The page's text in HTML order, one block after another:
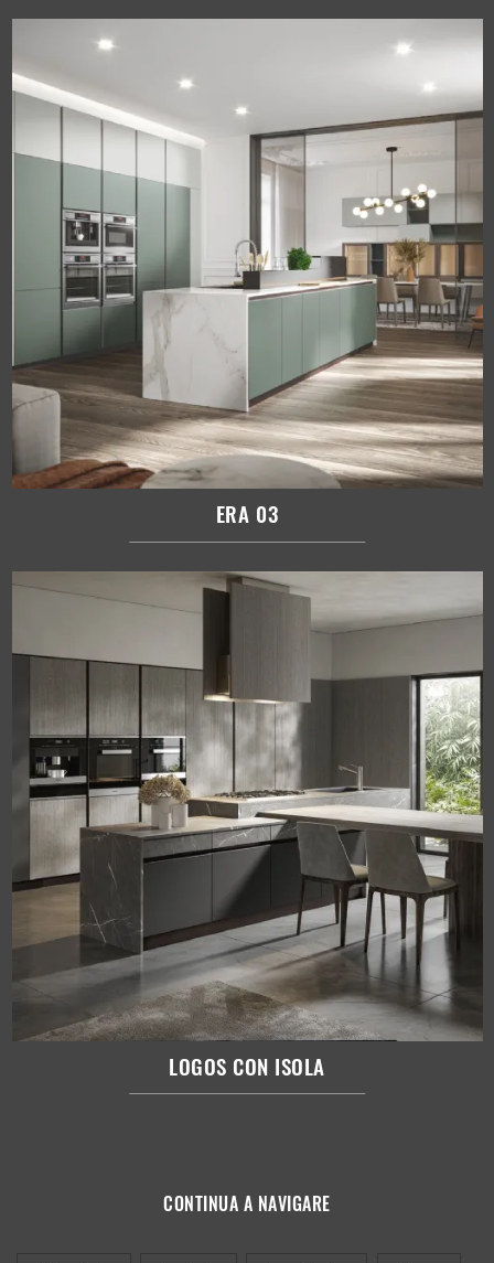
ERA 03
LOGOS CON ISOLA
CONTINUA A NAVIGARE